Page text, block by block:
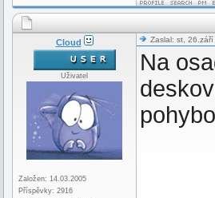
Cloud
Uživatel
Založen: 14.03.2005
Příspěvky: 2916
Zaslal: st,
Na